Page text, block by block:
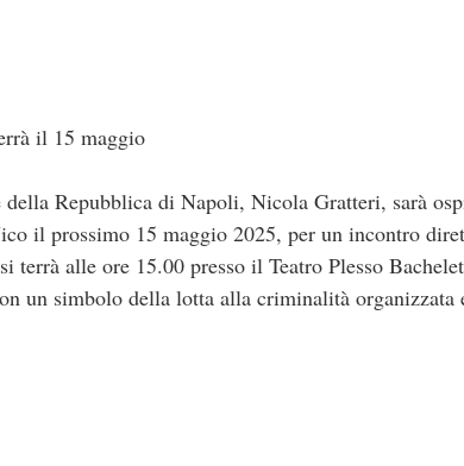
il 15 maggio
Repubblica di Napoli, Nicola Gratteri, sarà
il prossimo 15 maggio 2025, per un incontro
terrà alle ore 15.00 presso il Teatro Plesso
un simbolo della lotta alla criminalità